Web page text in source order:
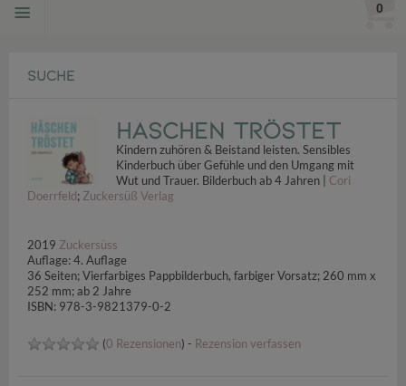
0
SUCHE
Häschen tröstet
Kindern zuhören & Beistand leisten. Sensibles
Kinderbuch über Gefühle und den Umgang mit
Wut und Trauer. Bilderbuch ab 4 Jahren | Cori
Doerrfeld; Zuckersüß Verlag
2019 Zuckersüss
Auflage: 4. Auflage
36 Seiten; Vierfarbiges Pappbilderbuch, farbiger Vorsatz; 260 mm x
252 mm; ab 2 Jahre
ISBN: 978-3-9821379-0-2
(0 Rezensionen) - Rezension verfassen